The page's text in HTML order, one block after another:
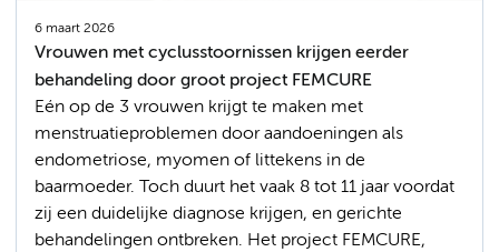
6 maart 2026
Vrouwen met cyclusstoornissen krijgen eerder
behandeling door groot project FEMCURE
Eén op de 3 vrouwen krijgt te maken met
menstruatieproblemen door aandoeningen als
endometriose, myomen of littekens in de
baarmoeder. Toch duurt het vaak 8 tot 11 jaar voordat
zij een duidelijke diagnose krijgen, en gerichte
behandelingen ontbreken. Het project FEMCURE,